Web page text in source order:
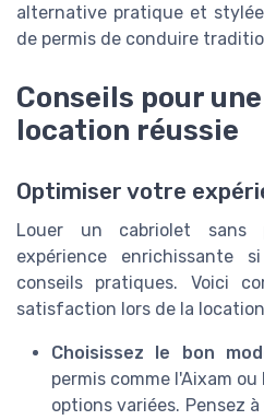
alternative pratique et
de permis de conduire
Conseils pour
location réussie
Optimiser votre
Louer un cabriolet
expérience enrichissante
conseils pratiques. Voici
satisfaction lors de la
Choisissez le bon
permis comme l'Aixam
options variées. Pensez